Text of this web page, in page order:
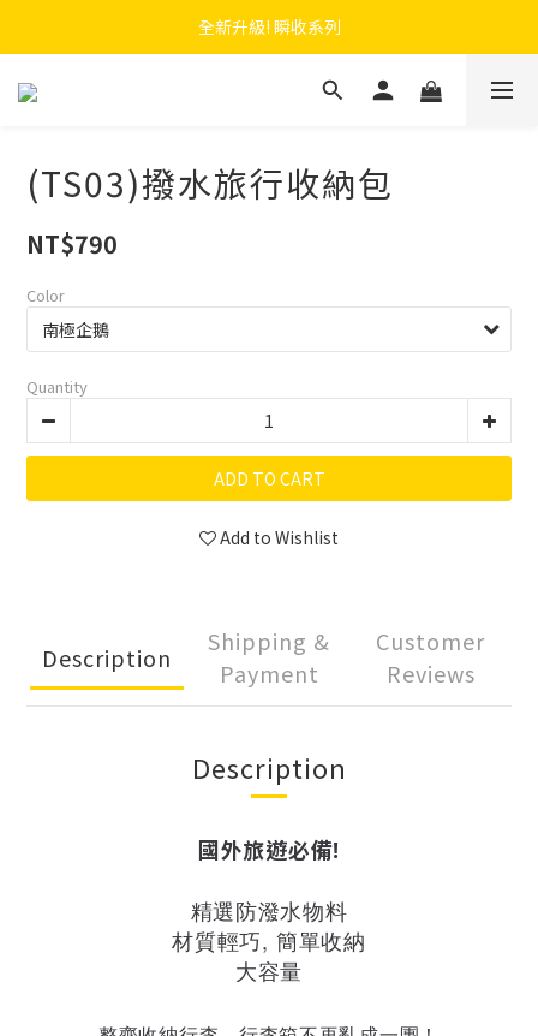
F.SEASONS x Baogani 最新聯名速穿側開雨衣
全新升級! 瞬收系列
F.SEASONS x Baogani 最新聯名速穿側開雨衣
(TS03)撥水旅行收納包
NT$790
Color
Quantity
ADD TO CART
Add to Wishlist
Description
Shipping &
Payment
Customer
Reviews
Description
國外旅遊必備!
精選防潑水物料
材質輕巧, 簡單收納
大容量